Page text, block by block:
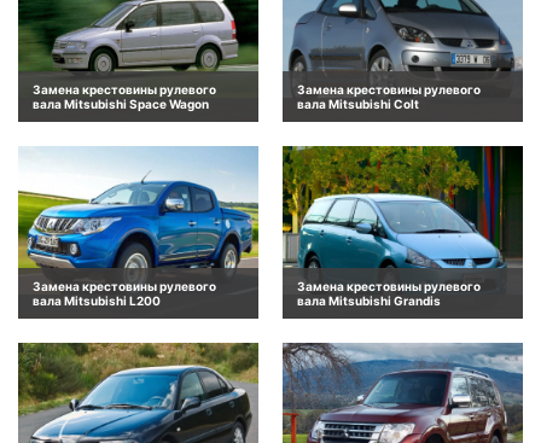
Замена крестовины рулевого
вала Mitsubishi Space Wagon
Замена крестовины рулевого
вала Mitsubishi Colt
Замена крестовины рулевого
вала Mitsubishi L200
Замена крестовины рулевого
вала Mitsubishi Grandis